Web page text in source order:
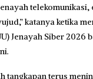
katanya ketika
Jenayah Siber 2026
tangkapan terus